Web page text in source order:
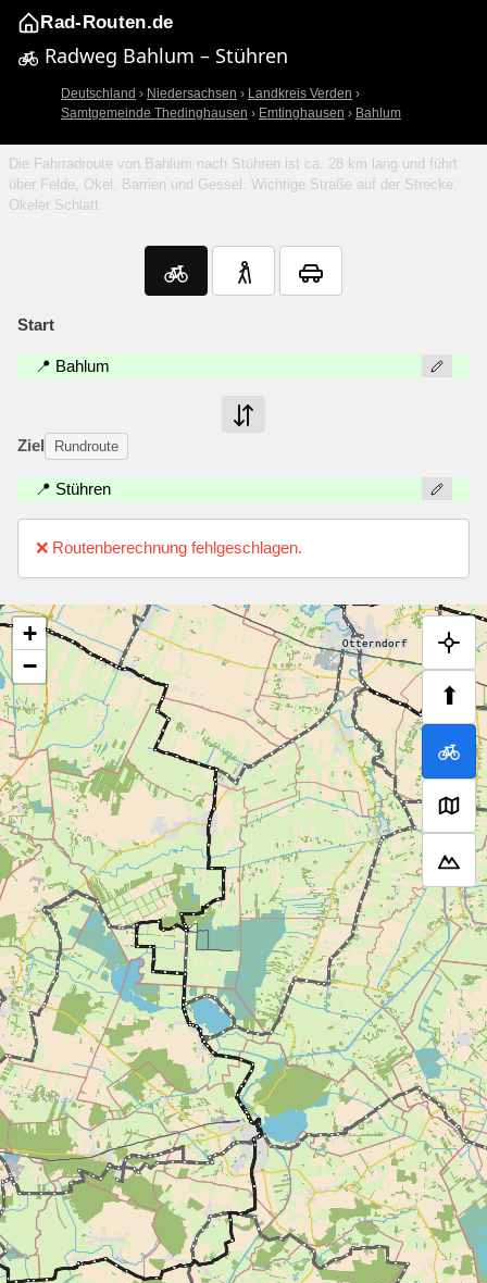
Rad-Routen.de
Radweg Bahlum – Stühren
Deutschland › Niedersachsen › Landkreis Verden ›
Samtgemeinde Thedinghausen › Emtinghausen › Bahlum
Die Fahrradroute von Bahlum nach Stühren ist ca. 28 km lang und führt
über Felde, Okel, Barrien und Gessel. Wichtige Straße auf der Strecke:
Okeler Schlatt.
Start
📍 Bahlum
Ziel Rundroute
📍 Stühren
❌ Routenberechnung fehlgeschlagen.
⬆
+
−